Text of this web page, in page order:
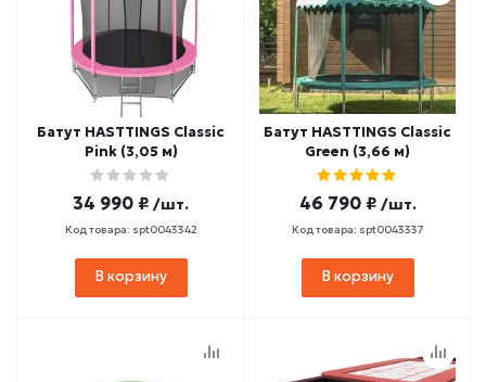
Батут HASTTINGS Classic
Pink (3,05 м)
34 990 ₽ /шт.
Код товара: spt0043342
В корзину
Батут HASTTINGS Classic
Green (3,66 м)
46 790 ₽ /шт.
Код товара: spt0043337
В корзину